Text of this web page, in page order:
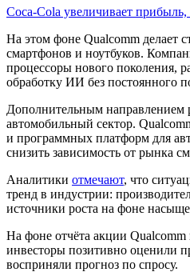
Coca-Cola увеличивает
На этом фоне Qualcomm делает
смартфонов и ноутбуков.
процессоры нового поколения,
обработку ИИ без постоянного
Дополнительным направлением
автомобильный сектор.
и программных платформ для
снизить зависимость от рынка
Аналитики отмечают, что
тренд в индустрии:
источники роста на фоне
На фоне отчёта акции Qualcomm
инвесторы позитивно оценили
восприняли прогноз по спросу.